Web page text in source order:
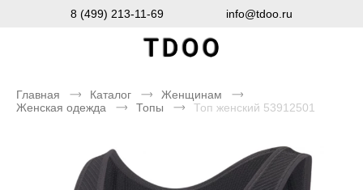
8 (499) 213-11-69 info@tdoo.ru
Главная Каталог
Женщинам
Женская одежда
Топы Топ женский 53912501